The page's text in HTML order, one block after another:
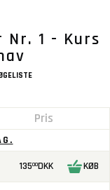
Nr. 1 - Kurs
Pris
13500DKK KØB